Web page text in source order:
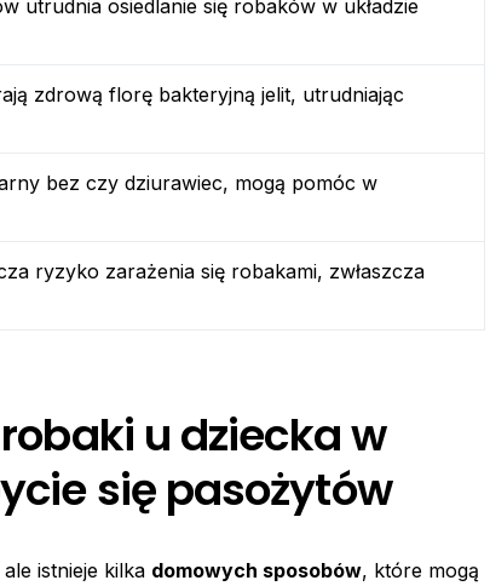
utrudnia osiedlanie się robaków w układzie
zdrową florę bakteryjną jelit, utrudniając
bez czy dziurawiec, mogą pomóc w
ryzyko zarażenia się robakami, zwłaszcza
u dziecka w
się pasożytów
istnieje kilka domowych sposobów, które mogą